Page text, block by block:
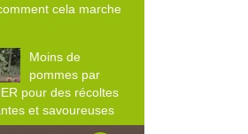
cela marche
Moins de
pommes par
pour des récoltes
et savoureuses